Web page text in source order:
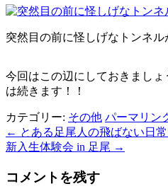
突然目の前に怪しげなトンネ
今回はこの辺にしておきまし
は続きます！！
カテゴリー: その他 パーマリン
← とある足尾人の飛ばない日
新入生体験会 in 足尾 →
コメントを残す